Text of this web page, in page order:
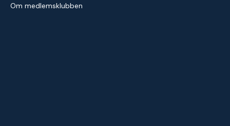
Om medlemsklubben